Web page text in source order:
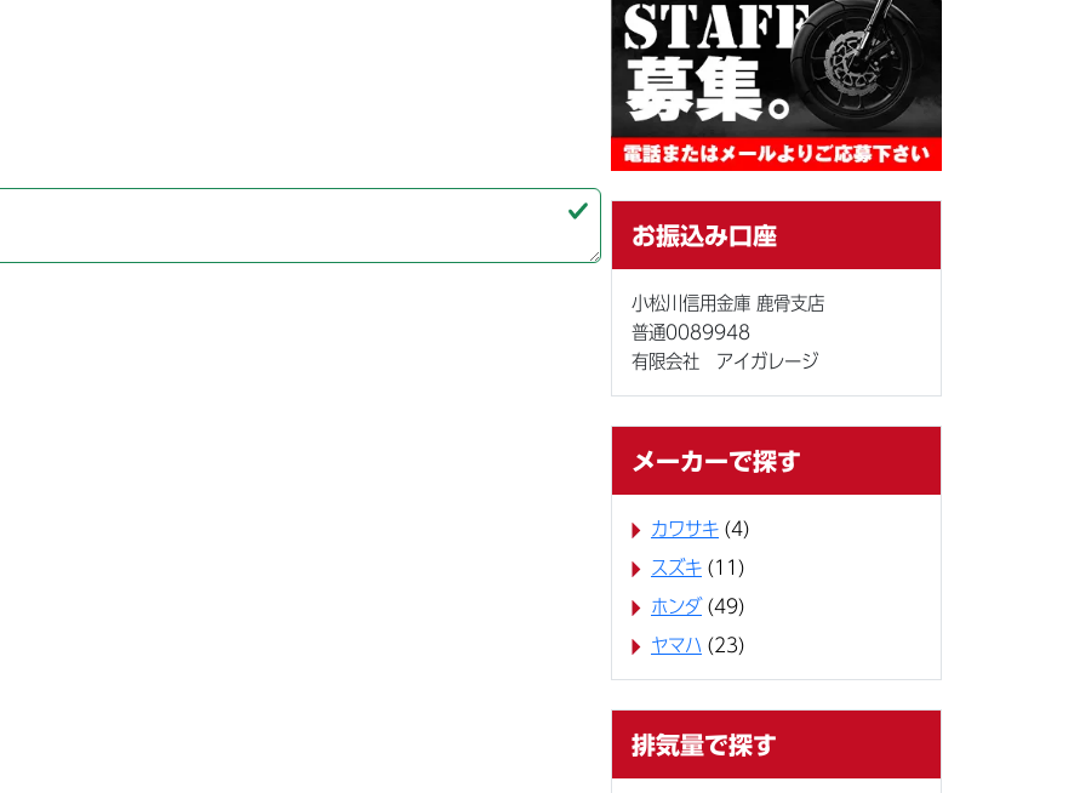
お振込み口座
小松川信用金庫 鹿骨支店
普通0089948
有限会社 アイガレージ
メーカーで探す
カワサキ (4)
スズキ (11)
ホンダ (49)
ヤマハ (23)
排気量で探す